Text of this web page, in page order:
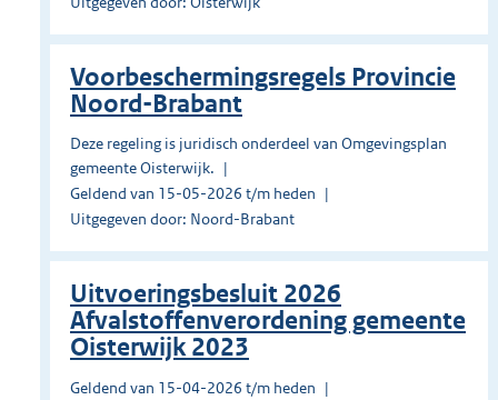
Voorbeschermingsregels Provincie
Noord-Brabant
Deze regeling is juridisch onderdeel van Omgevingsplan
gemeente Oisterwijk.
Geldend van 15-05-2026 t/m heden
Uitgegeven door: Noord-Brabant
Uitvoeringsbesluit 2026
Afvalstoffenverordening gemeente
Oisterwijk 2023
Geldend van 15-04-2026 t/m heden